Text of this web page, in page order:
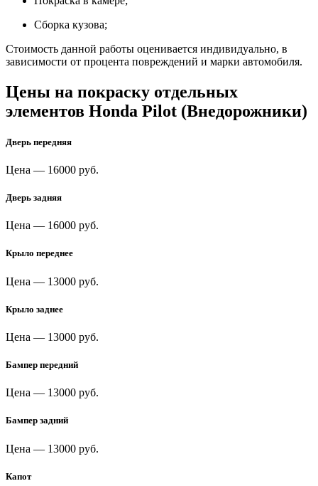
Сборка кузова;
Стоимость данной работы оценивается индивидуально, в
зависимости от процента повреждений и марки автомобиля.
Цены на покраску отдельных
элементов Honda Pilot (Внедорожники)
Дверь передняя
Цена — 16000 руб.
Дверь задняя
Цена — 16000 руб.
Крыло переднее
Цена — 13000 руб.
Крыло заднее
Цена — 13000 руб.
Бампер передний
Цена — 13000 руб.
Бампер задний
Цена — 13000 руб.
Капот